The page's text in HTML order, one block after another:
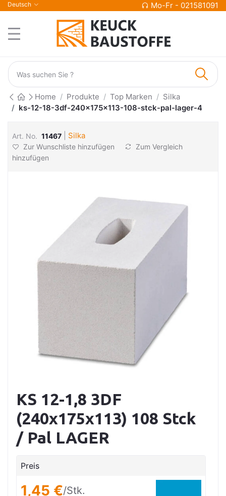
Deutsch Mo-Fr - 021581091
Home Produkte Top Marken
Silka
ks-12-18-3df-240x175x113-108-stck-pal-lager-4
Art. No. 11467 Silka
Zur Wunschliste hinzufügen
Zum Vergleich
hinzufügen
KS 12-1,8 3DF
(240x175x113) 108 Stck
/ Pal LAGER
Preis
1,45 €/Stk.